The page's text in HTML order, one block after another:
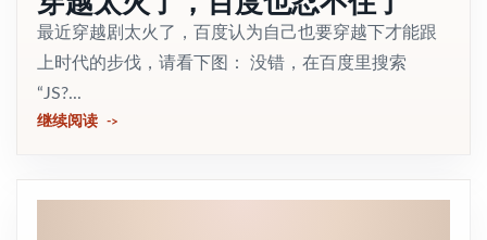
最近穿越剧太火了，百度认为自己也要穿越下才能跟
上时代的步伐，请看下图： 没错，在百度里搜索
“JS?...
继续阅读